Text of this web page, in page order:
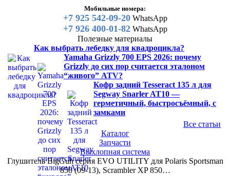
Мобильные номера:
+7 925 542-09-20WhatsApp
+7 926 400-01-82WhatsApp
Полезные материалы
Как выбрать лебедку для квадроцикла?
Yamaha Grizzly 700 EPS 2026: почему
Grizzly до сих пор считается эталоном
“живого” ATV?
Кофр задний Tesseract 135 л для
Segway Snarler AT10 —
герметичный, быстросъёмный, с
замками
Все статьи
Каталог
Запчасти
Выхлопная система
Глушитель BigGun серия EVO UTILITY для Polaris Sportsman
850 (09-13), Scrambler XP 850…